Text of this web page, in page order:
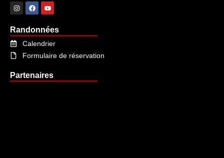
Randonnées
Calendrier
Formulaire de réservation
Partenaires